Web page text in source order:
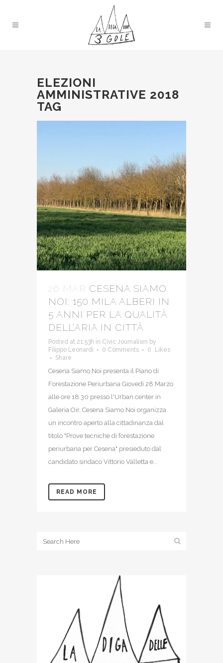
ELEZIONI
AMMINISTRATIVE 2018
TAG
26 MAR CESENA SIAMO
NOI: 150 MILA ALBERI IN
5 ANNI PER LA QUALITÀ
DELL’ARIA IN CITTÀ
Posted at 21:53h in Civic Journalism by
Filippo Leonardi
0 Comments 0
Likes
Share
Cesena Siamo Noi presenta il Piano di
Forestazione Periurbana Giovedì 28 Marzo
alle ore 18.30 presso l'Urban center in
Galeria Oir, Cesena Siamo Noi organizza
un incontro aperto alla cittadinanza dal
titolo "Prove tecniche di forestazione
periurbana per Cesena" presieduto dal
candidato sindaco Vittorio Valletta e...
READ MORE